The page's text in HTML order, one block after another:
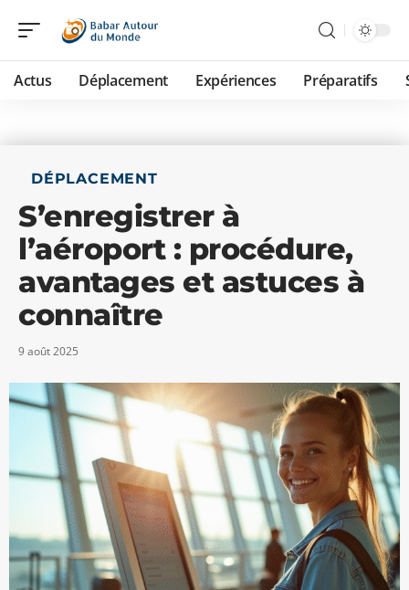
Actus Déplacement Expériences Préparatifs
DÉPLACEMENT
S’enregistrer à
l’aéroport : procédure,
avantages et astuces à
connaître
9 août 2025